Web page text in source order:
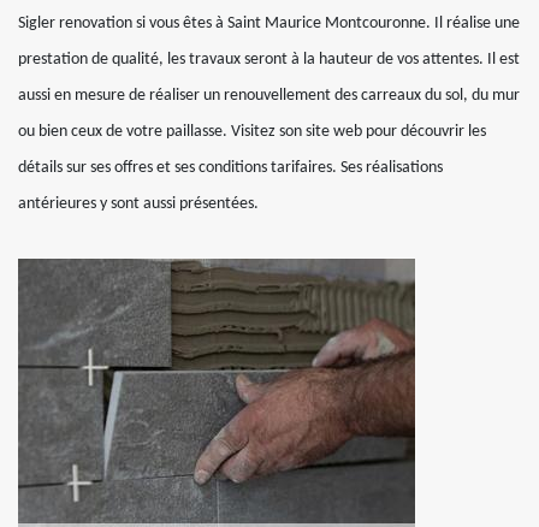
Sigler renovation si vous êtes à Saint Maurice Montcouronne. Il réalise une
prestation de qualité, les travaux seront à la hauteur de vos attentes. Il est
aussi en mesure de réaliser un renouvellement des carreaux du sol, du mur
ou bien ceux de votre paillasse. Visitez son site web pour découvrir les
détails sur ses offres et ses conditions tarifaires. Ses réalisations
antérieures y sont aussi présentées.